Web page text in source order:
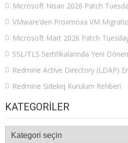
Microsoft Nisan 2026 Patch
VMware’den Proxmoxa VM
Microsoft Mart 2026 Patch
SSL/TLS Sertifikalarında Yeni
Redmine Active Directory (LDAP)
Redmine Sidekiq Kurulum Rehberi
KATEGORILER
Kategoriler